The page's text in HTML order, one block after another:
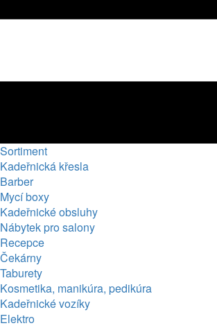
Sortiment
Kadeřnická křesla
Barber
Mycí boxy
Kadeřnické obsluhy
Nábytek pro salony
Recepce
Čekárny
Taburety
Kosmetika, manikúra, pedikúra
Kadeřnické vozíky
Elektro